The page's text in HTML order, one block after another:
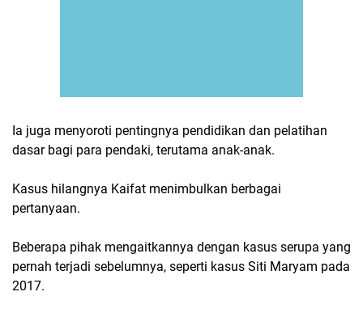
Ia juga menyoroti pentingnya pendidikan dan pelatihan
dasar bagi para pendaki, terutama anak-anak.
Kasus hilangnya Kaifat menimbulkan berbagai
pertanyaan.
Beberapa pihak mengaitkannya dengan kasus serupa yang
pernah terjadi sebelumnya, seperti kasus Siti Maryam pada
2017.